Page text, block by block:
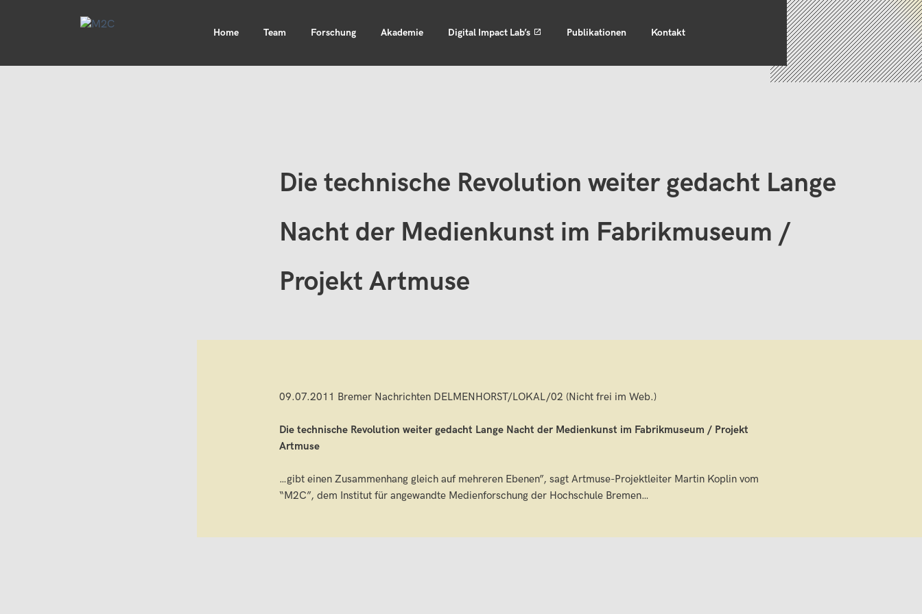
Home Team Forschung Akademie Digital Impact Lab’s Publikationen Kontakt
Die technische Revolution weiter gedacht Lange
Nacht der Medienkunst im Fabrikmuseum /
Projekt Artmuse
09.07.2011 Bremer Nachrichten DELMENHORST/LOKAL/02 (Nicht frei im Web.)
Die technische Revolution weiter gedacht Lange Nacht der Medienkunst im Fabrikmuseum / Projekt
Artmuse
…gibt einen Zusammenhang gleich auf mehreren Ebenen”, sagt Artmuse-Projektleiter Martin Koplin vom
“M2C”, dem Institut für angewandte Medienforschung der Hochschule Bremen…